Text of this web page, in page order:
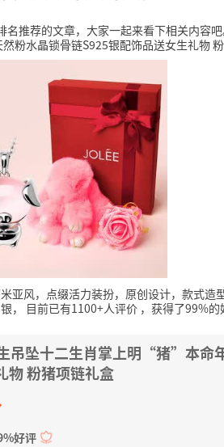
推荐的文章，大家一起来看下相关内容吧
粉水晶锁骨链S925银配饰品送女生礼物
风，点缀活力装扮，原创设计，款式造型
，
目前已有1100+人评价 ，获得了99%的
吊坠十二生肖掌上明“猪”本命
物 粉猪项链礼盒
好评